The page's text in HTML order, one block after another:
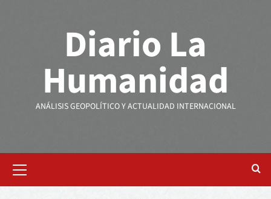
Diario La
Humanidad
ANÁLISIS GEOPOLÍTICO Y ACTUALIDAD INTERNACIONAL